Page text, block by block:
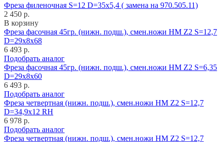
Фреза филеночная S=12 D=35x5,4 ( замена на 970.505.11)
2 450 р.
В корзину
Фреза фасочная 45гр. (нижн. подш.), смен.ножи HM Z2 S=12,7
D=29x8x68
6 493 р.
Подобрать аналог
Фреза фасочная 45гр. (нижн. подш.), смен.ножи HM Z2 S=6,35
D=29x8x60
6 493 р.
Подобрать аналог
Фреза четвертная (нижн. подш.), смен.ножи HM Z2 S=12,7
D=34,9x12 RH
6 978 р.
Подобрать аналог
Фреза четвертная (нижн. подш.), смен.ножи HM Z2 S=12,7